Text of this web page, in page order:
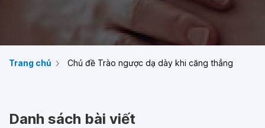
Trang chủ Chủ đề Trào ngược dạ dày khi căng thẳng
Danh sách bài viết